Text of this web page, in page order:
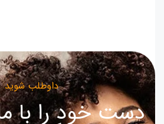
داوطلب شوید
دست خود را با